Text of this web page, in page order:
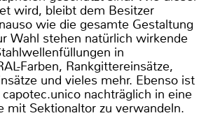
wird, bleibt dem Besitzer
wie die gesamte Gestaltung
Wahl stehen natürlich wirkende
in
Farben, Rankgittereinsätze,
und vieles mehr. Ebenso ist
nachträglich in eine
mit Sektionaltor zu verwandeln.